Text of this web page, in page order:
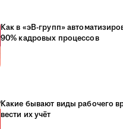
Как в «эВ-групп»
90% кадровых процессов
Какие бывают виды рабочего
вести их учёт